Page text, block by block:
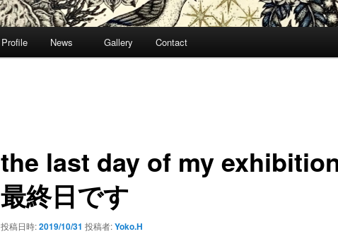
Profile News Gallery Contact
the last day of my
最終日です
投稿日時:2019/10/31 投稿者:Yoko.H